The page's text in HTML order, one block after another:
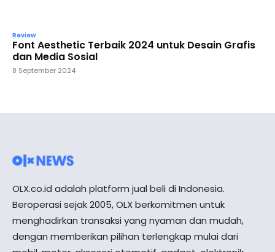
Review
Font Aesthetic Terbaik 2024 untuk Desain Grafis
dan Media Sosial
8 September 2024
OLX.co.id adalah platform jual beli di Indonesia.
Beroperasi sejak 2005, OLX berkomitmen untuk
menghadirkan transaksi yang nyaman dan mudah,
dengan memberikan pilihan terlengkap mulai dari